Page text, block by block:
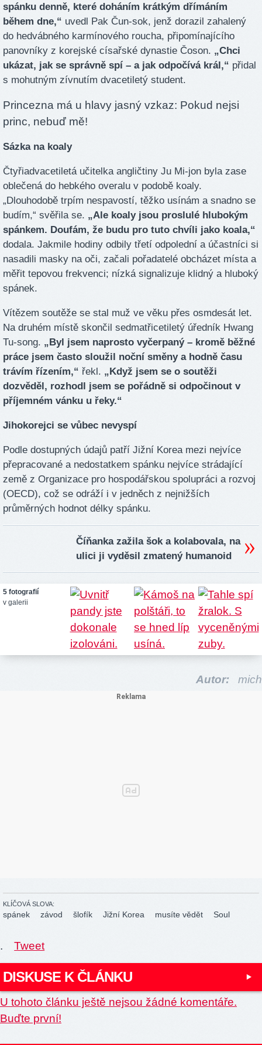
spánku denně, které doháním krátkým dřímáním
během dne,“ uvedl Pak Čun-sok, jenž dorazil zahalený
do hedvábného karmínového roucha, připomínajícího
panovníky z korejské císařské dynastie Čoson. „Chci
ukázat, jak se správně spí – a jak odpočívá král,“ přidal
s mohutným zívnutím dvacetiletý student.
Princezna má u hlavy jasný vzkaz: Pokud nejsi
princ, nebuď mě!
Sázka na koaly
Čtyřiadvacetiletá učitelka angličtiny Ju Mi-jon byla zase
oblečená do hebkého overalu v podobě koaly.
„Dlouhodobě trpím nespavostí, těžko usínám a snadno se
budím,“ svěřila se. „Ale koaly jsou proslulé hlubokým
spánkem. Doufám, že budu pro tuto chvíli jako koala,“
dodala. Jakmile hodiny odbily třetí odpolední a účastníci si
nasadili masky na oči, začali pořadatelé obcházet místa a
měřit tepovou frekvenci; nízká signalizuje klidný a hluboký
spánek.
Vítězem soutěže se stal muž ve věku přes osmdesát let.
Na druhém místě skončil sedmatřicetiletý úředník Hwang
Tu-song. „Byl jsem naprosto vyčerpaný – kromě běžné
práce jsem často sloužil noční směny a hodně času
trávím řízením,“ řekl. „Když jsem se o soutěži
dozvěděl, rozhodl jsem se pořádně si odpočinout v
příjemném vánku u řeky.“
Jihokorejci se vůbec nevyspí
Podle dostupných údajů patří Jižní Korea mezi nejvíce
přepracované a nedostatkem spánku nejvíce strádající
země z Organizace pro hospodářskou spolupráci a rozvoj
(OECD), což se odráží i v jedněch z nejnižších
průměrných hodnot délky spánku.
Číňanka zažila šok a kolabovala, na
ulici ji vyděsil zmatený humanoid
5 fotografií
v galerii
Autor: mich
KLÍČOVÁ SLOVA:
spánek závod šlofík Jižní Korea musíte vědět Soul
. Tweet
DISKUSE K ČLÁNKU
U tohoto článku ještě nejsou žádné komentáře.
Buďte první!